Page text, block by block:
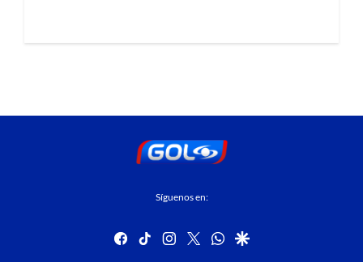
Síguenos en:
facebook
tiktok instagram
twitterwhatsapp
google